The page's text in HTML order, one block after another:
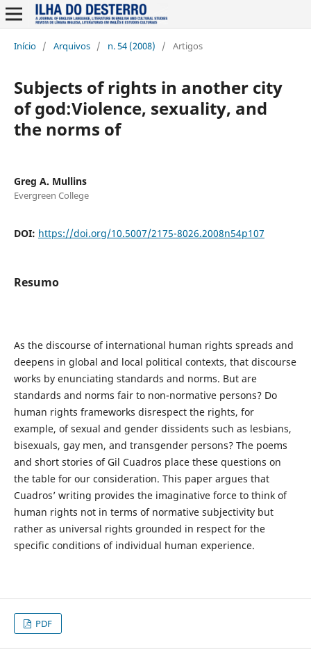
Início / Arquivos / n. 54 (2008) / Artigos
Subjects of rights in another city
of god:Violence, sexuality, and
the norms of
Greg A. Mullins
Evergreen College
DOI: https://doi.org/10.5007/2175-8026.2008n54p107
Resumo
As the discourse of international human rights spreads and
deepens in global and local political contexts, that discourse
works by enunciating standards and norms. But are
standards and norms fair to non-normative persons? Do
human rights frameworks disrespect the rights, for
example, of sexual and gender dissidents such as lesbians,
bisexuals, gay men, and transgender persons? The poems
and short stories of Gil Cuadros place these questions on
the table for our consideration. This paper argues that
Cuadros’ writing provides the imaginative force to think of
human rights not in terms of normative subjectivity but
rather as universal rights grounded in respect for the
specific conditions of individual human experience.
PDF